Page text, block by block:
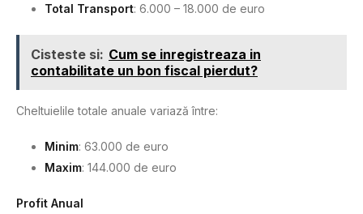
Total Transport: 6.000 – 18.000 de euro
Cisteste si: Cum se inregistreaza in
contabilitate un bon fiscal pierdut?
Cheltuielile totale anuale variază între:
Minim: 63.000 de euro
Maxim: 144.000 de euro
Profit Anual